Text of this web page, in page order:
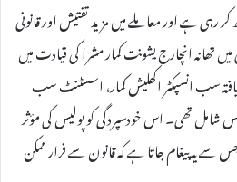
رہی ہے اور معاملے میں مزید تفتیش اور قانونی
تھانہ انچارج یشونت کمار مشرا کی قیادت میں
سب انسپکٹر اکھلیش کمار، اسسٹنٹ سب
شامل تھی۔ اس خودسپردگی کو پولیس کی مؤثر
جس سے یہ پیغام جاتا ہے کہ قانون سے فرار ممکن